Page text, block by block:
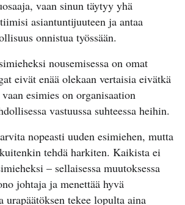
vaan sinun täytyy yhä
asiantuntijuuteen ja antaa
onnistua työssään.
nousemisessa on omat
eivät enää olekaan vertaisia eivätkä
esimies on organisaation
vastuussa suhteessa heihin.
nopeasti uuden esimiehen, mutta
tehdä harkiten. Kaikista ei
– sellaisessa muutoksessa
johtaja ja menettää hyvä
urapäätöksen tekee lopulta aina